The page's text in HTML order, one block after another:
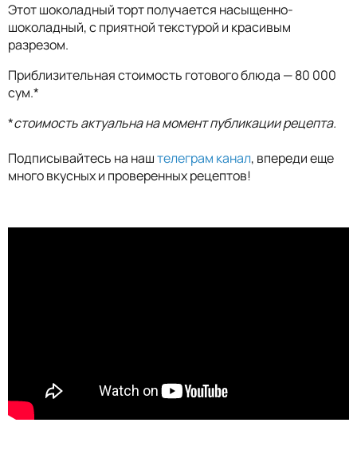
Этот шоколадный торт получается насыщенно-
шоколадный, с приятной текстурой и красивым
разрезом.
Приблизительная стоимость готового блюда — 80 000
сум.*
*стоимость актуальна на момент публикации рецепта.
Подписывайтесь на наштелеграм канал, впереди еще
много вкусных и проверенных рецептов!